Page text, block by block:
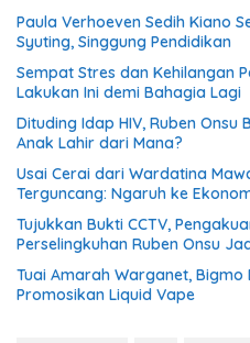
Paula Verhoeven Sedih Kiano
Syuting, Singgung Pendidikan
Sempat Stres dan Kehilangan
Lakukan Ini demi Bahagia Lagi
Dituding Idap HIV, Ruben
Anak Lahir dari Mana?
Usai Cerai dari Wardatina
Terguncang: Ngaruh ke
Tujukkan Bukti CCTV,
Perselingkuhan Ruben Onsu
Tuai Amarah Warganet,
Promosikan Liquid Vape